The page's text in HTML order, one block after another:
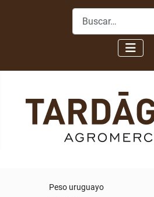
Buscar
Peso uruguayo